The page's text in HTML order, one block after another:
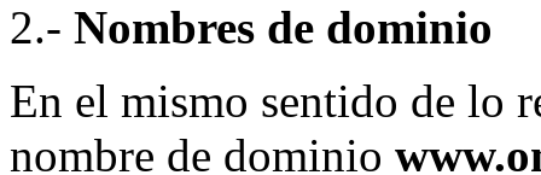
2.- Nombres de dominio
En el mismo sentido de lo
nombre de dominio